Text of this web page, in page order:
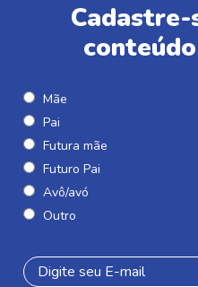
Cadastre-
Mãe
Pai
Futura mãe
Futuro Pai
Avô/avó
Outro